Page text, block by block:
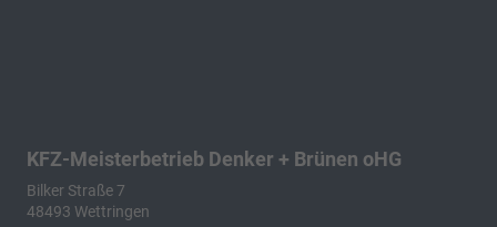
KFZ-Meisterbetrieb Denker + Brünen oHG
Bilker Straße 7
48493 Wettringen